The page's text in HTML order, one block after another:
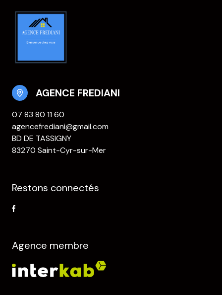
AGENCE FREDIANI
07 83 80 11 60
agencefrediani@gmail.com
BD DE TASSIGNY
83270 Saint-Cyr-sur-Mer
Restons connectés
Agence membre